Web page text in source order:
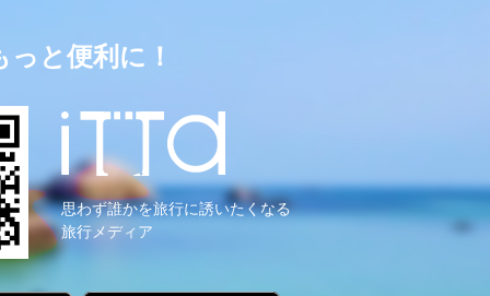
と便利に！
思わず誰かを旅行に誘いたくなる
旅行メディア